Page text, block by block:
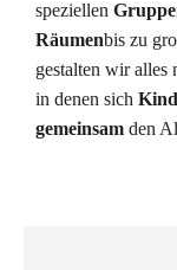
speziellen
Räumenbis zu
gestalten wir alles
in denen sich
gemeinsam den